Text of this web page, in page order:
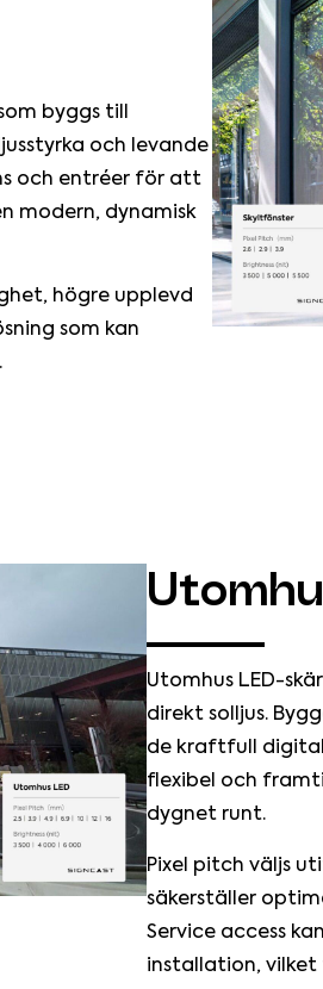
byggs till
och levande
och entréer för att
modern, dynamisk
högre upplevd
som kan
Utomhus LED-
direkt solljus.
de kraftfull digital
flexibel och
dygnet runt.
Pixel pitch väljs
säkerställer
Service access
installation,